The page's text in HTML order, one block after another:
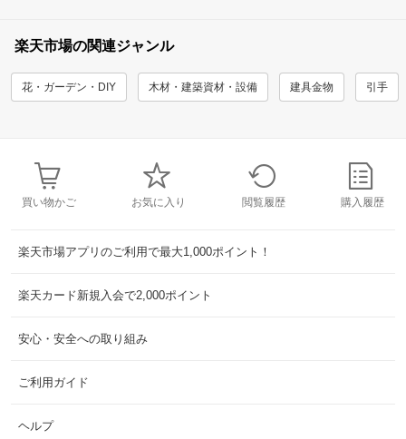
楽天市場の関連ジャンル
花・ガーデン・DIY 木材・建築資材・設備 建具金物 引手
買い物かご お気に入り 閲覧履歴 購入履歴
楽天市場アプリのご利用で最大1,000ポイント！
楽天カード新規入会で2,000ポイント
安心・安全への取り組み
ご利用ガイド
ヘルプ